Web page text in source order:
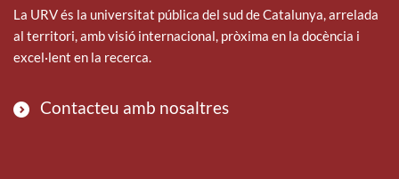
La URV és la universitat pública del sud de Catalunya, arrelada
al territori, amb visió internacional, pròxima en la docència i
excel·lent en la recerca.
Contacteu amb nosaltres